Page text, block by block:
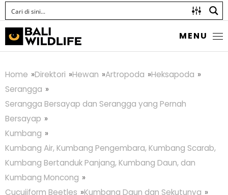
MENU
Home Direktori Hewan Artropoda
Heksapoda
Serangga
Serangga Bersayap dan Serangga yang Pernah
Bersayap
Kumbang
Kumbang Air, Kumbang Pengembara, Kumbang Scarab,
Kumbang Bertanduk Panjang, Kumbang Daun, dan
Kumbang Moncong
Cucujiform Beetles
Kumbang Daun dan Sekutunya